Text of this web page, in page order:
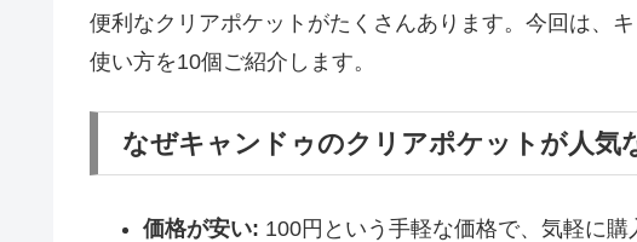
便利なクリアポケットがたくさんあります。今回は、
使い方を10個ご紹介します。
なぜキャンドゥのクリアポケットが人気
価格が安い: 100円という手軽な価格で、気軽に購